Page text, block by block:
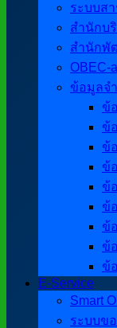
ระบบส
สำนักบ
สำนักพั
OBEC-
ข้อมูลจ
ข้
ข้
ข้
ข้
ข้
ข้
ข้
ข้
ข้
E-Service
Smart
ระบบข